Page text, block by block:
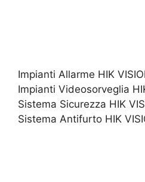
Impianti Allarme HIK
Impianti Videosorveglia
Sistema Sicurezza HIK
Sistema Antifurto HIK